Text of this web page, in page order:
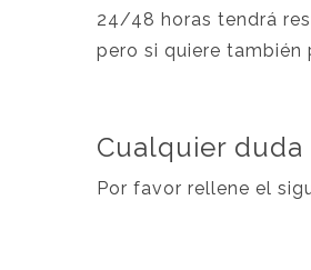
24/48 horas tendrá
pero si quiere
Cualquier
Por favor rellene el